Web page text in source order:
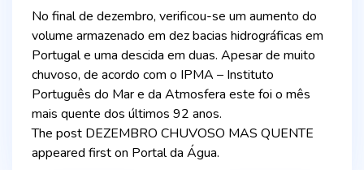
No final de dezembro, verificou-se um aumento do
volume armazenado em dez bacias hidrográficas em
Portugal e uma descida em duas. Apesar de muito
chuvoso, de acordo com o IPMA – Instituto
Português do Mar e da Atmosfera este foi o mês
mais quente dos últimos 92 anos.
The post DEZEMBRO CHUVOSO MAS QUENTE
appeared first on Portal da Água.